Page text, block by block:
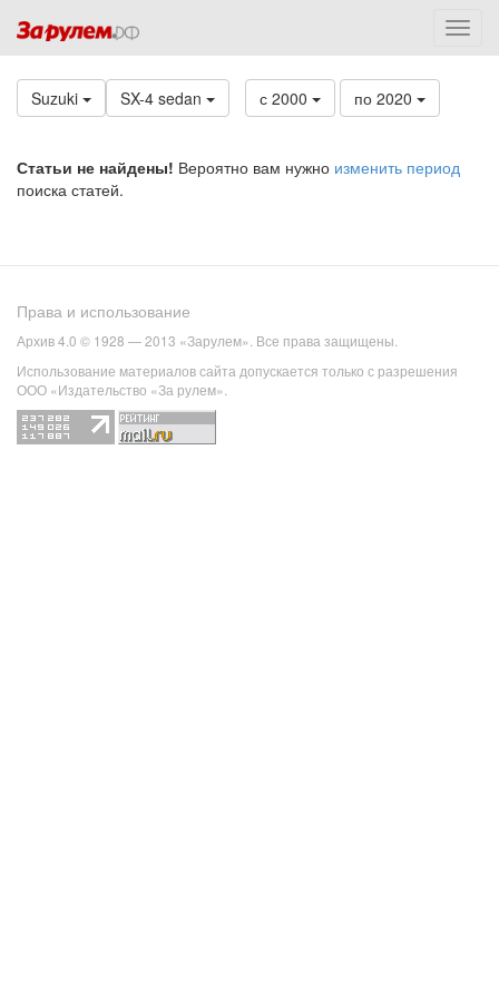
Suzuki SX-4 sedan с 2000 по 2020
Статьи не найдены! Вероятно вам нужно изменить период
поиска статей.
Права и использование
Архив 4.0 © 1928 — 2013 «Зарулем». Все права защищены.
Использование материалов сайта допускается только с разрешения
ООО «Издательство «За рулем».